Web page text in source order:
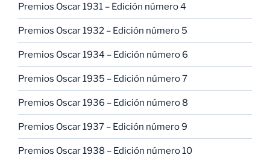
Premios Oscar 1931 – Edición número 4
Premios Oscar 1932 – Edición número 5
Premios Oscar 1934 – Edición número 6
Premios Oscar 1935 – Edición número 7
Premios Oscar 1936 – Edición número 8
Premios Oscar 1937 – Edición número 9
Premios Oscar 1938 – Edición número 10